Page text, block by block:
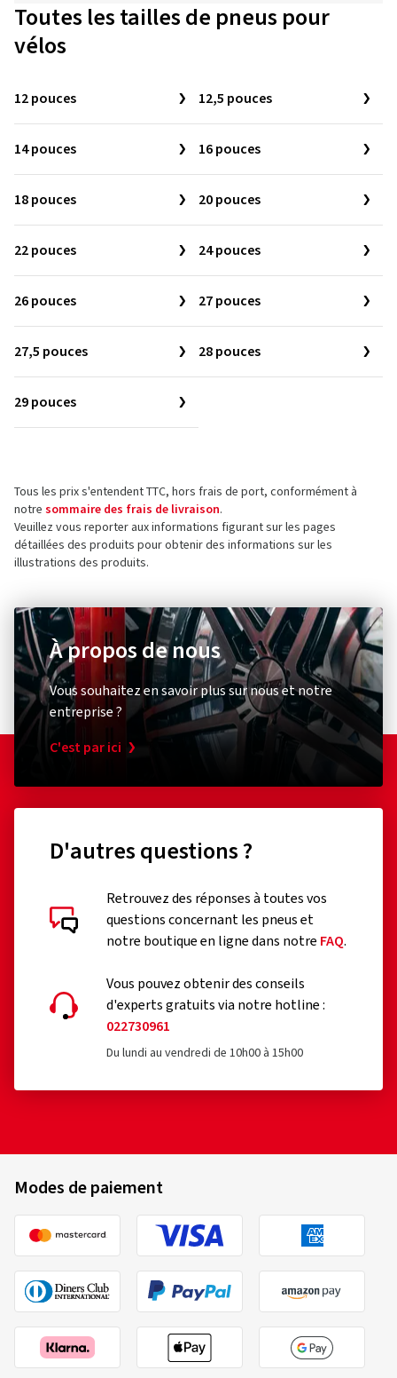
Toutes les tailles de pneus pour
vélos
12 pouces 12,5 pouces
14 pouces 16 pouces
18 pouces 20 pouces
22 pouces 24 pouces
26 pouces 27 pouces
27,5 pouces 28 pouces
29 pouces
Tous les prix s'entendent TTC, hors frais de port, conformément à
notre sommaire des frais de livraison.
Veuillez vous reporter aux informations figurant sur les pages
détaillées des produits pour obtenir des informations sur les
illustrations des produits.
À propos de nous
Vous souhaitez en savoir plus sur nous et notre
entreprise ?
C'est par ici
D'autres questions ?
Retrouvez des réponses à toutes vos
questions concernant les pneus et
notre boutique en ligne dans notre FAQ.
Vous pouvez obtenir des conseils
d'experts gratuits via notre hotline :
022730961
Du lundi au vendredi de 10h00 à 15h00
Modes de paiement